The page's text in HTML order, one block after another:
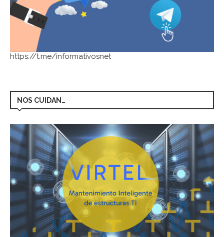
https://t.me/informativosnet
NOS CUIDAN…